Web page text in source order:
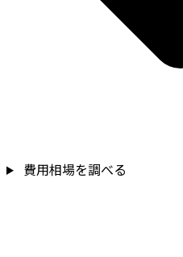
費用相場を調べる